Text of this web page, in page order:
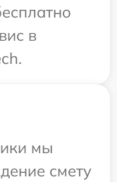
в
мы
смету